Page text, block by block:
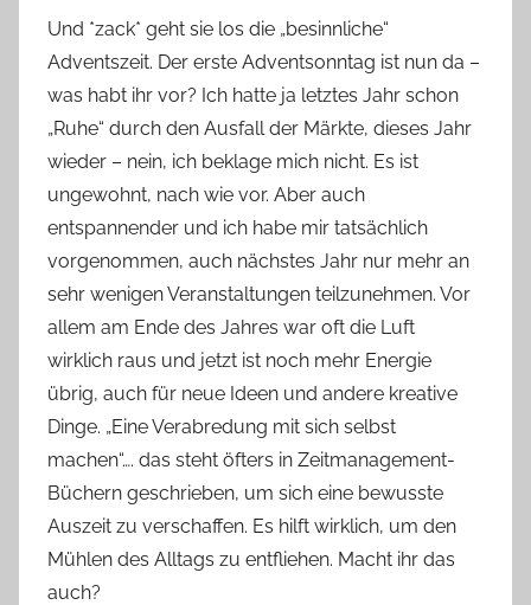
n
G
l
a
s
z
w
e
r
g
Und *zack* geht sie los die „besinnliche“
Adventszeit. Der erste Adventsonntag ist nun da –
was habt ihr vor? Ich hatte ja letztes Jahr schon
„Ruhe“ durch den Ausfall der Märkte, dieses Jahr
wieder – nein, ich beklage mich nicht. Es ist
ungewohnt, nach wie vor. Aber auch
entspannender und ich habe mir tatsächlich
vorgenommen, auch nächstes Jahr nur mehr an
sehr wenigen Veranstaltungen teilzunehmen. Vor
allem am Ende des Jahres war oft die Luft
wirklich raus und jetzt ist noch mehr Energie
übrig, auch für neue Ideen und andere kreative
Dinge. „Eine Verabredung mit sich selbst
machen“…. das steht öfters in Zeitmanagement-
Büchern geschrieben, um sich eine bewusste
Auszeit zu verschaffen. Es hilft wirklich, um den
Mühlen des Alltags zu entfliehen. Macht ihr das
auch?